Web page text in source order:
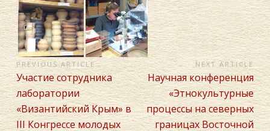
НАВИГАЦИЯ
ПО
ЗАПИСЯМ
PREVIOUS ARTICLE
Previous
Article:
Участие сотрудника
лаборатории
«Византийский Крым» в
ΙIΙ Конгрессе молодых
NEXT ARTICLE
Next
Article:
Научная конференция
«Этнокультурные
процессы на северных
границах Восточной